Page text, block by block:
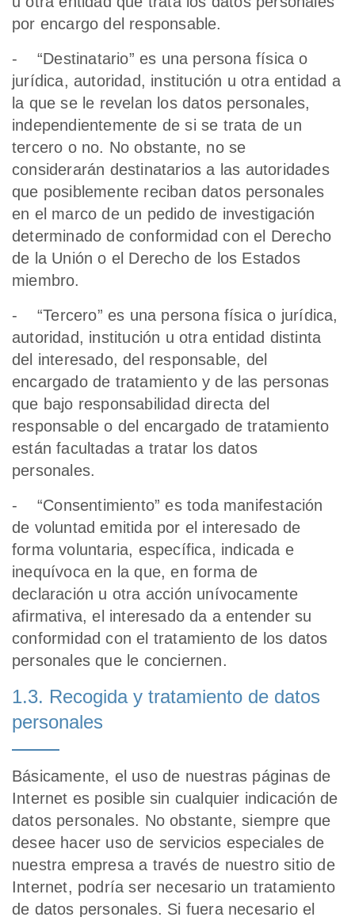
por encargo del responsable.
- “Destinatario” es una persona física o
jurídica, autoridad, institución u otra entidad a
la que se le revelan los datos personales,
independientemente de si se trata de un
tercero o no. No obstante, no se
considerarán destinatarios a las autoridades
que posiblemente reciban datos personales
en el marco de un pedido de investigación
determinado de conformidad con el Derecho
de la Unión o el Derecho de los Estados
miembro.
- “Tercero” es una persona física o jurídica,
autoridad, institución u otra entidad distinta
del interesado, del responsable, del
encargado de tratamiento y de las personas
que bajo responsabilidad directa del
responsable o del encargado de tratamiento
están facultadas a tratar los datos
personales.
- “Consentimiento” es toda manifestación
de voluntad emitida por el interesado de
forma voluntaria, específica, indicada e
inequívoca en la que, en forma de
declaración u otra acción unívocamente
afirmativa, el interesado da a entender su
conformidad con el tratamiento de los datos
personales que le conciernen.
1.3. Recogida y tratamiento de datos
personales
Básicamente, el uso de nuestras páginas de
Internet es posible sin cualquier indicación de
datos personales. No obstante, siempre que
desee hacer uso de servicios especiales de
nuestra empresa a través de nuestro sitio de
Internet, podría ser necesario un tratamiento
de datos personales. Si fuera necesario el